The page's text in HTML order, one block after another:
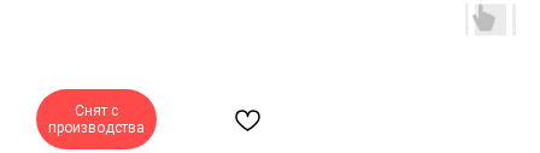
Снят с
производства